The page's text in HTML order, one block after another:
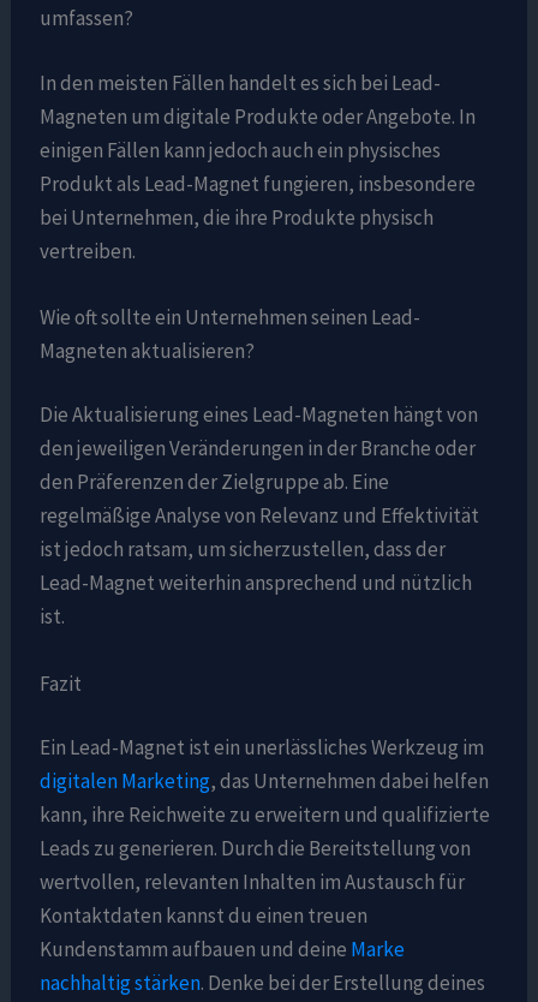
umfassen?
In den meisten Fällen handelt es sich bei Lead-
Magneten um digitale Produkte oder Angebote. In
einigen Fällen kann jedoch auch ein physisches
Produkt als Lead-Magnet fungieren, insbesondere
bei Unternehmen, die ihre Produkte physisch
vertreiben.
Wie oft sollte ein Unternehmen seinen Lead-
Magneten aktualisieren?
Die Aktualisierung eines Lead-Magneten hängt von
den jeweiligen Veränderungen in der Branche oder
den Präferenzen der Zielgruppe ab. Eine
regelmäßige Analyse von Relevanz und Effektivität
ist jedoch ratsam, um sicherzustellen, dass der
Lead-Magnet weiterhin ansprechend und nützlich
ist.
Fazit
Ein Lead-Magnet ist ein unerlässliches Werkzeug im
digitalen Marketing, das Unternehmen dabei helfen
kann, ihre Reichweite zu erweitern und qualifizierte
Leads zu generieren. Durch die Bereitstellung von
wertvollen, relevanten Inhalten im Austausch für
Kontaktdaten kannst du einen treuen
Kundenstamm aufbauen und deine Marke
nachhaltig stärken. Denke bei der Erstellung deines